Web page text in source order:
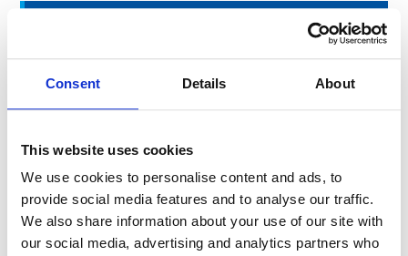
Consent Details About
This website uses cookies
We use cookies to personalise content and ads, to
provide social media features and to analyse our traffic.
We also share information about your use of our site with
our social media, advertising and analytics partners who
2021年3月期第2四半期 決算説明会資料
2021年３月期第２四半期決算説明会資料を掲載いたしました。
News Release
Archive